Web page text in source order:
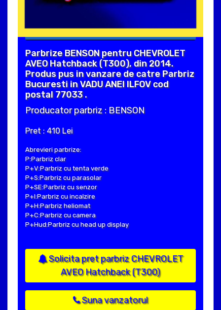
Parbrize BENSON pentru CHEVROLET
AVEO Hatchback (T300), din 2014.
Produs pus in vanzare de catre Parbriz
Bucuresti in VADU ANEI ILFOV cod
postal 77033 .
Producator parbriz : BENSON
Pret : 410 Lei
Abrevieri parbrize:
P:Parbriz clar
P+V:Parbriz cu tenta verde
P+S:Parbriz cu parasolar
P+SE:Parbriz cu senzor
P+I:Parbriz cu incalzire
P+H:Parbriz heliomat
P+C:Parbriz cu camera
P+Hud:Parbriz cu head up display
Solicita pret parbriz CHEVROLET
AVEO Hatchback (T300)
Suna vanzatorul